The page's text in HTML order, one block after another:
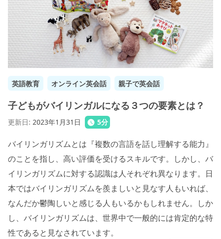
英語教育 オンライン英会話 親子で英会話
子どもがバイリンガルになる３つの要素とは？
更新日: 2023年1月31日 5分
バイリンガリズムとは『複数の言語を話し理解する能力』
のことを指し、高い評価を受けるスキルです。しかし、バ
イリンガリズムに対する認識は人それぞれ異なります。日
本ではバイリンガリズムを羨ましいと見なす人もいれば、
なんだか鬱陶しいと感じる人もいるかもしれません。しか
し、バイリンガリズムは、世界中で一般的には肯定的な特
性であると見なされています。